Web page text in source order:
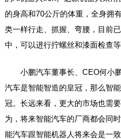
的身高和70公斤的体重，全身拥
类一样行走、抓握、弯腰，目前
中，可以进行拧螺丝和漆面检查等
小鹏汽车董事长、CEO何小鹏
汽车是智能智造的皇冠，那么智
冠。长远来看，更大的市场也需
为，将来智能汽车的厂商都会同
能汽车跟智能机器人将来会是一